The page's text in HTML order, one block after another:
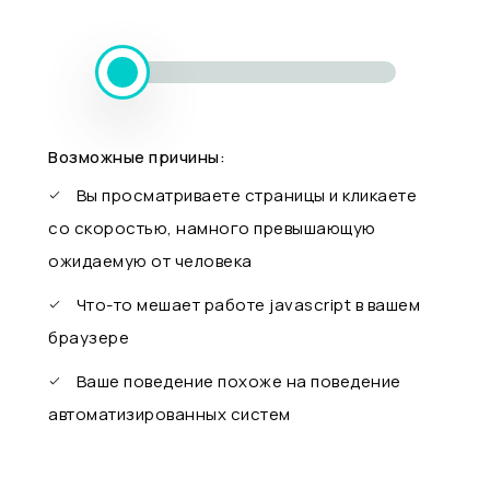
Возможные причины:
Вы просматриваете страницы и кликаете
со скоростью, намного превышающую
ожидаемую от человека
Что-то мешает работе javascript в вашем
браузере
Ваше поведение похоже на поведение
автоматизированных систем